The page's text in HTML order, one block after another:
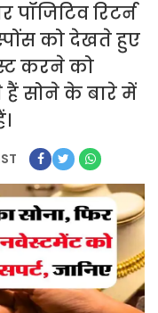
रिटर्न
को देखते हुए
करने को
हैं सोने के बारे में